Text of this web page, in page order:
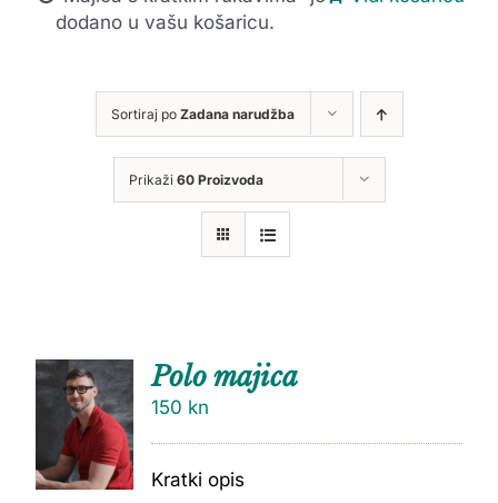
dodano u vašu košaricu.
Sortiraj po Zadana narudžba
Prikaži 60 Proizvoda
DODAJ
U
KOŠARI
Polo majica
150 kn
Kratki opis